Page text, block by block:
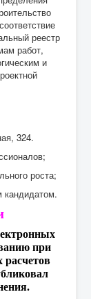
реестр
работ,
и
324.
роста;
кандидатом.
при